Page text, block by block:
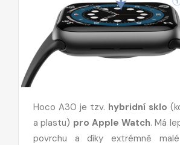
Hoco A30 je tzv. hybridní sklo
a plastu) pro Apple Watch. Má
povrchu a díky extrémně